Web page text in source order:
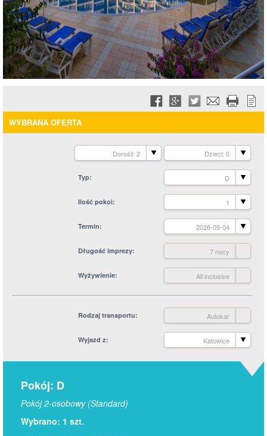
WYBRANA OFERTA
Dorośli: 2 Dzieci: 0
Typ D
Ilość pokoi 1
Termin 2026-09-04
Długość imprezy 7 nocy
Wyżywienie All inclusive
Rodzaj transportu Autokar
Wyjazd z Katowice
Pokój: D
Pokój 2-osobowy (Standard)
Wybrano: 1 szt.